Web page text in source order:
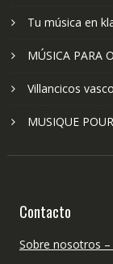
Tu música en
MÚSICA PARA
Villancicos
MUSIQUE
Contacto
Sobre nosotros